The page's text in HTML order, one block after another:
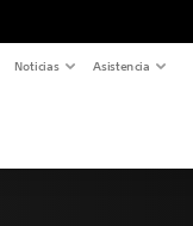
Noticias Asistencia